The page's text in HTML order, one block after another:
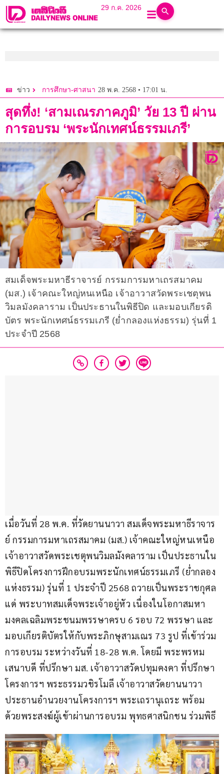
29 ก.ค. 2026
ข่าว การศึกษา-ศาสนา 28 พ.ค. 2568 • 17:01 น.
สุดทึ่ง! ‘สามเณรภาคภูมิ’ วัย 13 ปี ผ่าน
การอบรม ‘พระนักเทศน์ธรรมเภรี’
สมเด็จพระมหาธีราจารย์ กรรมการมหาเถรสมาคม
(มส.) เจ้าคณะใหญ่หนเหนือ เจ้าอาวาสวัดพระเชตุพน
วิมลมังคลาราม เป็นประธานในพิธีปิด และมอบเกียรติ
บัตร พระนักเทศน์ธรรมเภรี (ย่ำกลองแห่งธรรม) รุ่นที่ 1
ประจำปี 2568
เมื่อวันที่ 28 พ.ค. ที่วัดยานนาวา สมเด็จพระมหาธีราจาร
ย์ กรรมการมหาเถรสมาคม (มส.) เจ้าคณะใหญ่หนเหนือ
เจ้าอาวาสวัดพระเชตุพนวิมลมังคลาราม เป็นประธานใน
พิธีปิดโครงการฝึกอบรมพระนักเทศน์ธรรมเภรี (ย่ำกลอง
แห่งธรรม) รุ่นที่ 1 ประจำปี 2568 ถวายเป็นพระราชกุศล
แด่ พระบาทสมเด็จพระเจ้าอยู่หัว เนื่องในโอกาสมหา
มงคลเฉลิมพระชนมพรรษาครบ 6 รอบ 72 พรรษา และ
มอบเกียรติบัตรให้กับพระภิกษุสามเณร 73 รูป ที่เข้าร่วม
การอบรม ระหว่างวันที่ 18-28 พ.ค. โดยมี พระพรหม
เสนาบดี ที่ปรึกษา มส. เจ้าอาวาสวัดปทุมคงคา ที่ปรึกษา
โครงการฯ พระธรรมวชิรโมลี เจ้าอาวาสวัดยานนาวา
ประธานอำนวยงานโครงการฯ พระเถรานุเถระ พร้อม
ด้วยพระสงฆ์ผู้เข้าผ่านการอบรม พุทธศาสนิกชน ร่วมพิธี